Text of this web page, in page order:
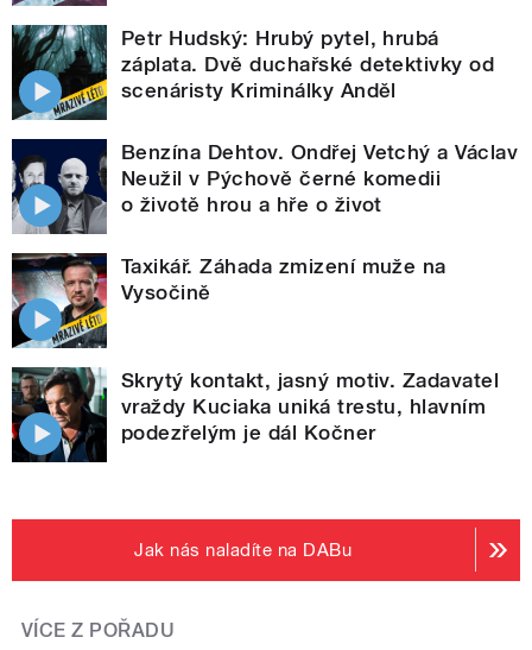
Petr Hudský: Hrubý pytel, hrubá
záplata. Dvě duchařské detektivky od
scenáristy Kriminálky Anděl
Benzína Dehtov. Ondřej Vetchý a Václav
Neužil v Pýchově černé komedii
o životě hrou a hře o život
Taxikář. Záhada zmizení muže na
Vysočině
Skrytý kontakt, jasný motiv. Zadavatel
vraždy Kuciaka uniká trestu, hlavním
podezřelým je dál Kočner
Jak nás naladíte na DABu
VÍCE Z POŘADU